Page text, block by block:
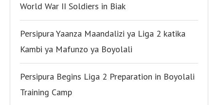
World War II Soldiers in Biak
Persipura Yaanza Maandalizi ya Liga 2 katika
Kambi ya Mafunzo ya Boyolali
Persipura Begins Liga 2 Preparation in Boyolali
Training Camp